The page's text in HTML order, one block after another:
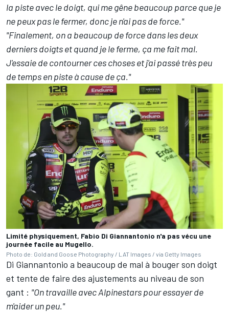
la piste avec le doigt, qui me gêne beaucoup parce que je
ne peux pas le fermer, donc je n'ai pas de force."
"Finalement, on a beaucoup de force dans les deux
derniers doigts et quand je le ferme, ça me fait mal.
J'essaie de contourner ces choses et j'ai passé très peu
de temps en piste à cause de ça."
Limité physiquement, Fabio Di Giannantonio n'a pas vécu une
journée facile au Mugello.
Photo de: Gold and Goose Photography / LAT Images / via Getty Images
Di Giannantonio a beaucoup de mal à bouger son doigt
et tente de faire des ajustements au niveau de son
gant : "On travaille avec Alpinestars pour essayer de
m'aider un peu."